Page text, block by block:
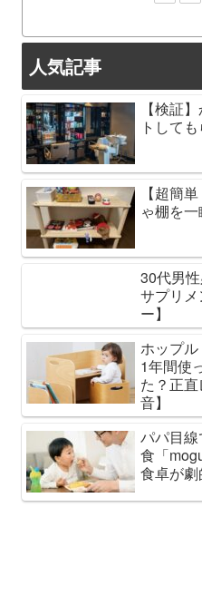
人気記事
【検証
トして
【超簡
ゃ棚を
30代男
サプリ
ー】
ホップ
1年間使
た？正
音】
パパ目
食「
食卓が